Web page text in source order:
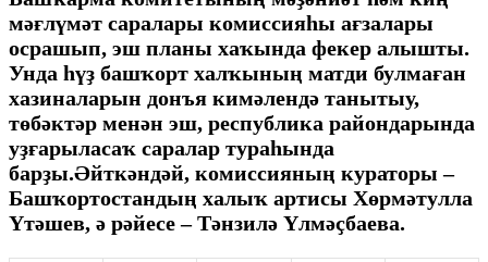
мәғлүмәт саралары комиссияһы ағзалары
осрашып, эш планы хаҡында фекер алышты.
Унда һүҙ башҡорт халҡының матди булмаған
хазиналарын донъя кимәлендә танытыу,
төбәктәр менән эш, республика райондарында
уҙғарыласаҡ саралар тураһында
барҙы.Әйткәндәй, комиссияның кураторы –
Башҡортос­тандың халыҡ артисы Хөрмәтулла
Үтәшев, ә рәйесе – Тәнзилә Үлмәҫбаева.